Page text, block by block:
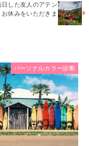
した友人のアテン
お休みをいただきま
パーソナルカラー診断